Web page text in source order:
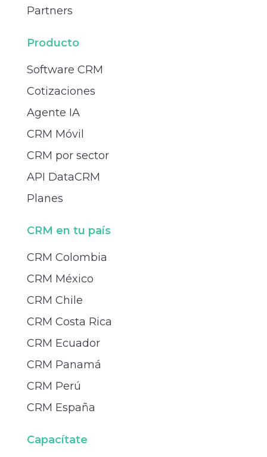
Partners
Producto
Software CRM
Cotizaciones
Agente IA
CRM Móvil
CRM por sector
API DataCRM
Planes
CRM en tu país
CRM Colombia
CRM México
CRM Chile
CRM Costa Rica
CRM Ecuador
CRM Panamá
CRM Perú
CRM España
Capacítate